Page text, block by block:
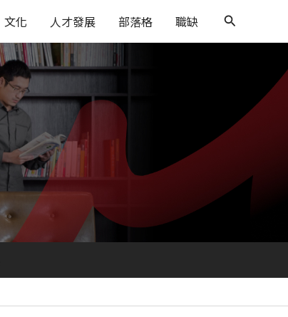
文化 人才發展 部落格 職缺
搜
尋